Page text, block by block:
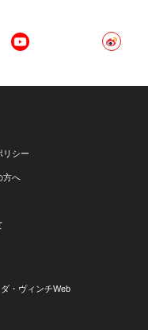
リシー
方へ
ダ・ヴィンチWeb